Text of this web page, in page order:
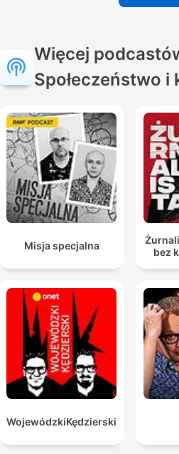
Soy el hombre más
visto a nuestra
Andreu antes de su
Garabandal.
Entonces, cuando
inexplicada, y
00:41:11 · El doctor
cómo la ciencia y la
tienen una explicación
Hay una cuestión
una persona o la
está curando? Y
en el ámbito
00:43:31 · El
placebo como un
la recuperación física.
La realidad es que
Więcej
Społeczeństwo i
Misja specjalna
bez
WojewódzkiKędzierski